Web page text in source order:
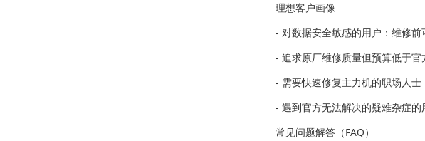
理想客户画像
- 对数据安全敏感的用户：维修
- 追求原厂维修质量但预算低于
- 需要快速修复主力机的职场人
- 遇到官方无法解决的疑难杂症
常见问题解答（FAQ）